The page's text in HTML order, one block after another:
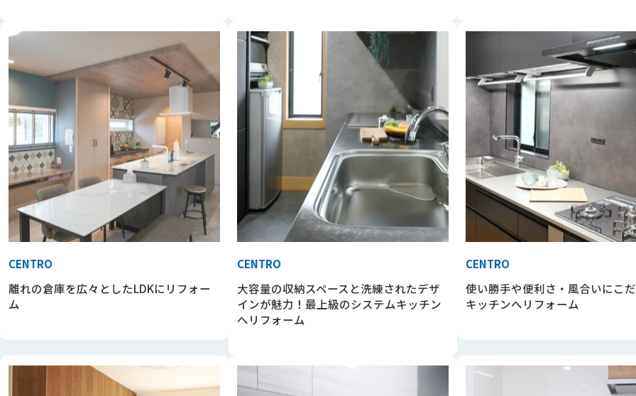
CENTRO
離れの倉庫を広々としたLDKにリフォー
ム
CENTRO
大容量の収納スペースと洗練されたデザ
インが魅力！最上級のシステムキッチン
へリフォーム
CENTRO
使い勝手や便利さ・風合いにこ
キッチンへリフォーム